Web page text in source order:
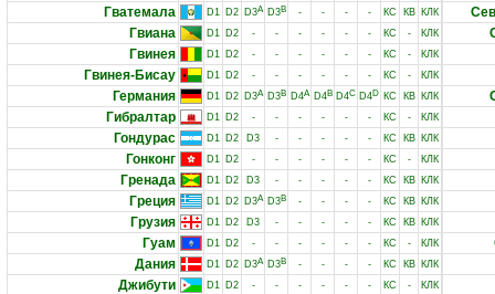
Гватемала D1 D2 D3A D3B - - - - КС КВ КЛК
Гвиана D1 D2 - - - - - - КС - КЛК
Гвинея D1 D2 - - - - - - КС - КЛК
Гвинея-Бисау D1 D2 - - - - - - КС - КЛК
Германия D1 D2 D3A D3B D4A D4B D4C D4D КС КВ КЛК
Гибралтар D1 D2 - - - - - - КС - КЛК
Гондурас D1 D2 D3 - - - - - КС КВ КЛК
Гонконг D1 D2 - - - - - - КС - КЛК
Гренада D1 D2 D3 - - - - - КС КВ КЛК
Греция D1 D2 D3A D3B - - - - КС КВ КЛК
Грузия D1 D2 D3 - - - - - КС КВ КЛК
Гуам D1 D2 - - - - - - КС - КЛК
Дания D1 D2 D3A D3B - - - - КС КВ КЛК
Джибути D1 D2 - - - - - - КС - КЛК